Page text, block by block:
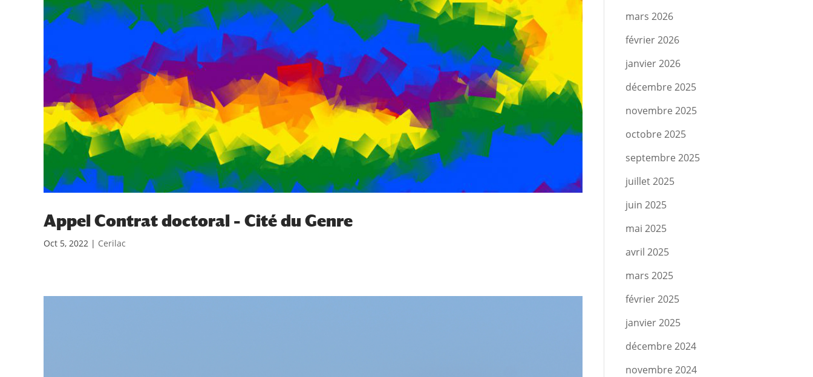
Appel Contrat doctoral – Cité du Genre
Oct 5, 2022 | Cerilac
mars 2026
février 2026
janvier 2026
décembre 2025
novembre 2025
octobre 2025
septembre 2025
juillet 2025
juin 2025
mai 2025
avril 2025
mars 2025
février 2025
janvier 2025
décembre 2024
novembre 2024